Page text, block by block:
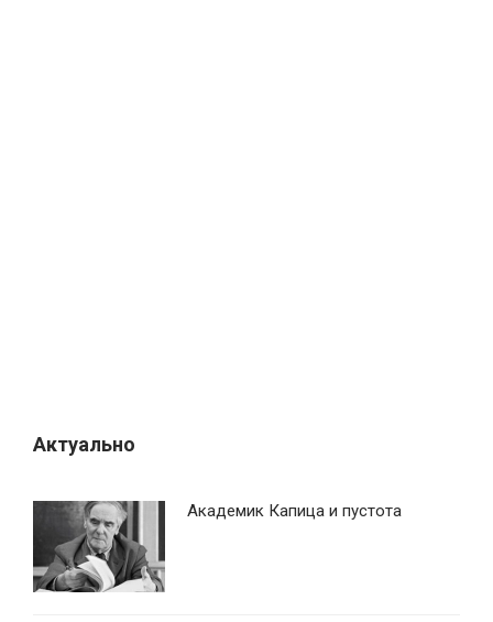
Актуально
Академик Капица и пустота